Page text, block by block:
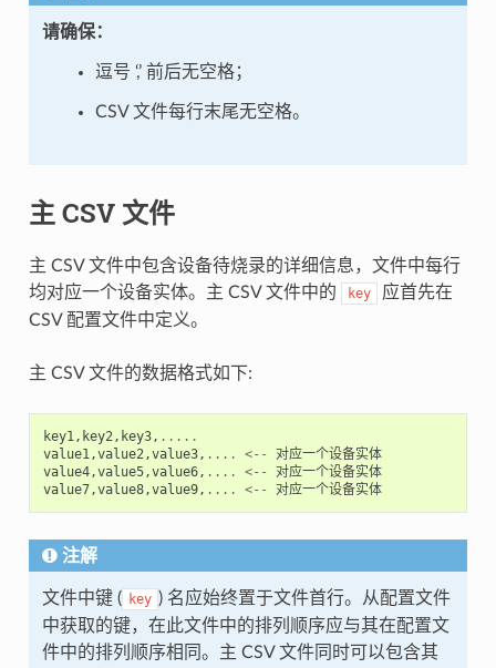
请确保：
逗号 ‘,’ 前后无空格；
CSV 文件每行末尾无空格。
主 CSV 文件
主 CSV 文件中包含设备待烧录的详细信息，文件中每行
均对应一个设备实体。主 CSV 文件中的
key
应首先在
CSV 配置文件中定义。
主 CSV 文件的数据格式如下:
key1, key2, key3, .....
value1,value2,value3, .... <--
对应一个设备实体
value4,value5,value6, .... <--
对应一个设备实体
value7,value8,value9, .... <-- 对应一个设备实体
注解
文件中键 ( key ) 名应始终置于文件首行。从配置文件
中获取的键，在此文件中的排列顺序应与其在配置文
件中的排列顺序相同。主 CSV 文件同时可以包含其